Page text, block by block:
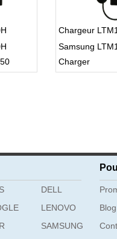
Chargeur
Samsung
Charger
DELL
LENOVO
SAMSUNG
Blog